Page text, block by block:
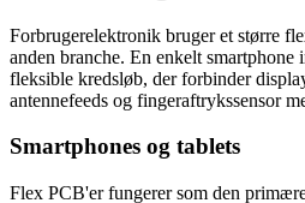
Forbrugerelektronik bruger et større
anden branche. En enkelt
fleksible kredsløb, der forbinder
antennefeeds og fingeraftrykssensor
Smartphones og tablets
Flex PCB'er fungerer som den